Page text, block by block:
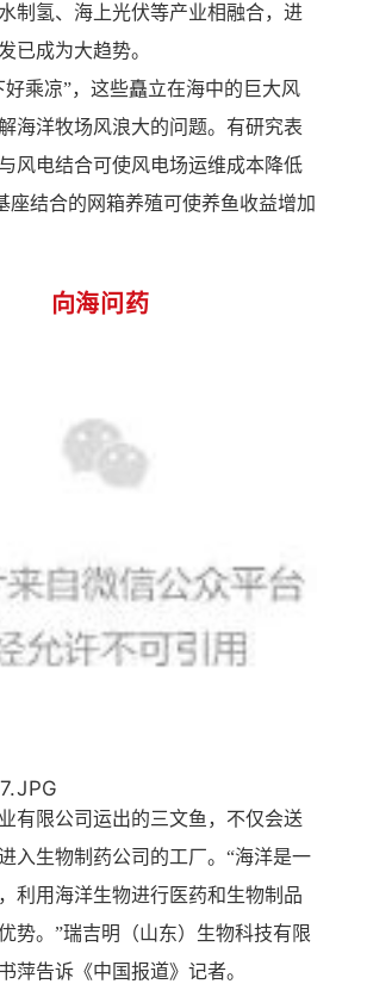
制氢、海上光伏等产业相融合，进
已成为大趋势。
好乘凉”，这些矗立在海中的巨大风
海洋牧场风浪大的问题。有研究表
风电结合可使风电场运维成本降低
座结合的网箱养殖可使养鱼收益增加
向海问药
有限公司运出的三文鱼，不仅会送
入生物制药公司的工厂。“海洋是一
利用海洋生物进行医药和生物制品
势。”瑞吉明（山东）生物科技有限
萍告诉《中国报道》记者。